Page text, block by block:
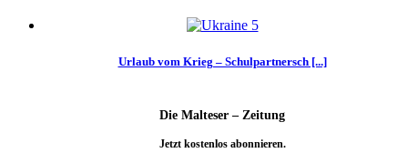
Urlaub vom Krieg – Schulpartnersch [...]
Die Malteser – Zeitung
Jetzt kostenlos abonnieren.